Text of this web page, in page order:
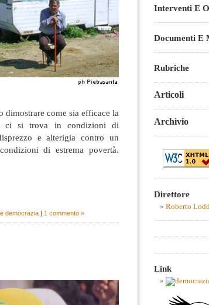
come sia efficace la
ci si trova in condizioni di
e alterigia contro un
di estrema povertà.
democrazia | 1 commento »
Interventi E
Documenti E
Rubriche
Articoli
Archivio
Direttore
Roberto
Link